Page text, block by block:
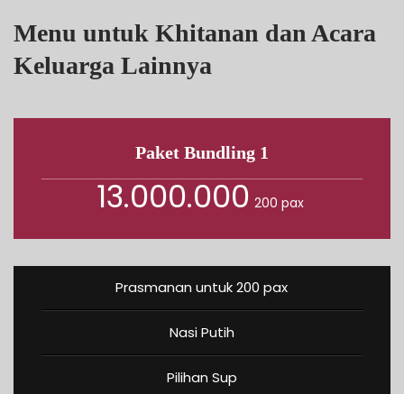
Menu untuk Khitanan dan Acara
Keluarga Lainnya
Paket Bundling 1
13.000.000 200 pax
Prasmanan untuk 200 pax
Nasi Putih
Pilihan Sup